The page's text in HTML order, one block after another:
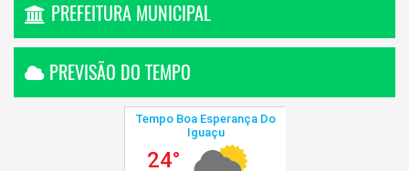
PREFEITURA MUNICIPAL
PREVISÃO DO TEMPO